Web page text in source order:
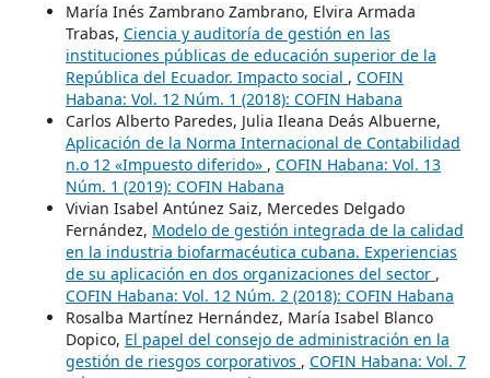
María Inés Zambrano Zambrano, Elvira Armada
Trabas, Ciencia y auditoría de gestión en las
instituciones públicas de educación superior de la
República del Ecuador. Impacto social , COFIN
Habana: Vol. 12 Núm. 1 (2018): COFIN Habana
Carlos Alberto Paredes, Julia Ileana Deás Albuerne,
Aplicación de la Norma Internacional de Contabilidad
n.o 12 «Impuesto diferido» , COFIN Habana: Vol. 13
Núm. 1 (2019): COFIN Habana
Vivian Isabel Antúnez Saiz, Mercedes Delgado
Fernández, Modelo de gestión integrada de la calidad
en la industria biofarmacéutica cubana. Experiencias
de su aplicación en dos organizaciones del sector ,
COFIN Habana: Vol. 12 Núm. 2 (2018): COFIN Habana
Rosalba Martínez Hernández, María Isabel Blanco
Dopico, El papel del consejo de administración en la
gestión de riesgos corporativos , COFIN Habana: Vol. 7